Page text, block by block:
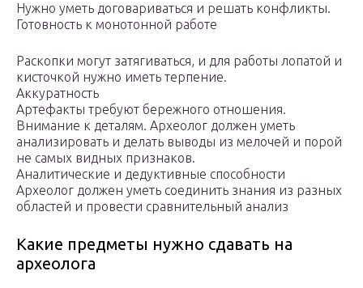
Нужно уметь договариваться и решать конфликты.
Готовность к монотонной работе
Раскопки могут затягиваться, и для работы лопатой и
кисточкой нужно иметь терпение.
Аккуратность
Артефакты требуют бережного отношения.
Внимание к деталям. Археолог должен уметь
анализировать и делать выводы из мелочей и порой
не самых видных признаков.
Аналитические и дедуктивные способности
Археолог должен уметь соединить знания из разных
областей и провести сравнительный анализ
Какие предметы нужно сдавать на
археолога